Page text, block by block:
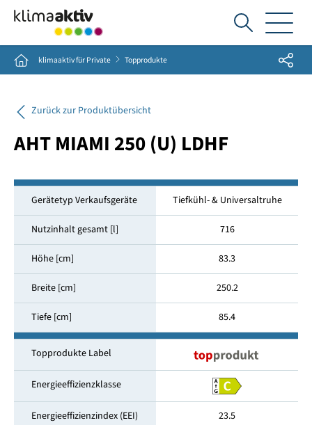
Ich
suche...
Home klimaaktiv für Private Topprodukte Share
Zurück zur Produktübersicht
AHT MIAMI 250 (U) LDHF
Gerätetyp Verkaufsgeräte Tiefkühl- & Universaltruhe
Nutzinhalt gesamt [l] 716
Höhe [cm] 83.3
Breite [cm] 250.2
Tiefe [cm] 85.4
Topprodukte Label
Energieeffizienzklasse
Energieeffizienzindex (EEI) 23.5